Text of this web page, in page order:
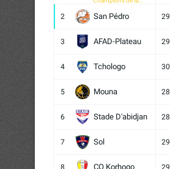
2 San Pédro 29
3 AFAD-Plateau 29
4 Tchologo 30
5 Mouna 28
6 Stade D'abidjan 28
7 Sol 29
8 CO Korhogo 29